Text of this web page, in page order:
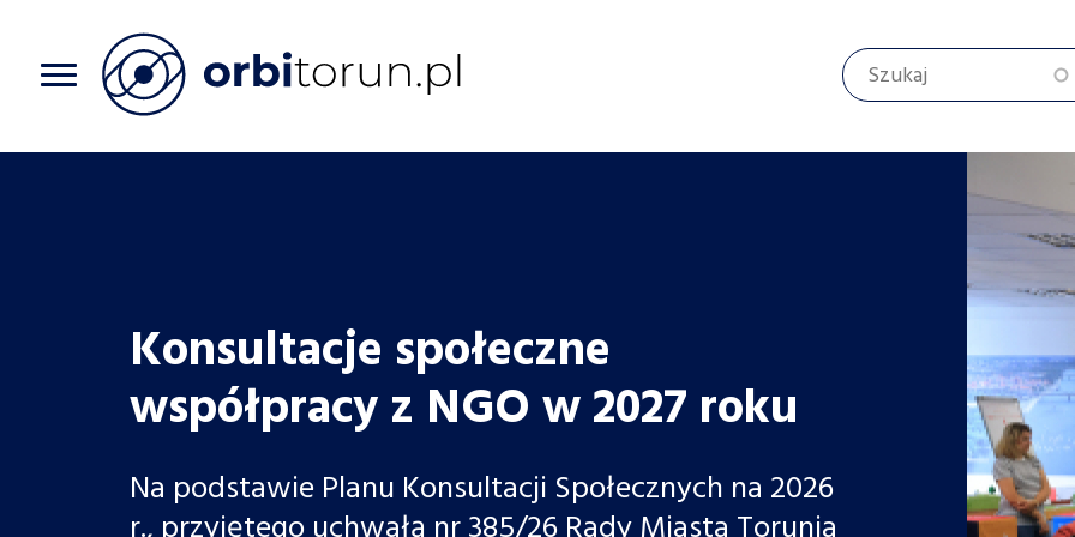
Szukaj
Konsultacje społeczne
współpracy z NGO w 2027 roku
Na podstawie Planu Konsultacji Społecznych na 2026